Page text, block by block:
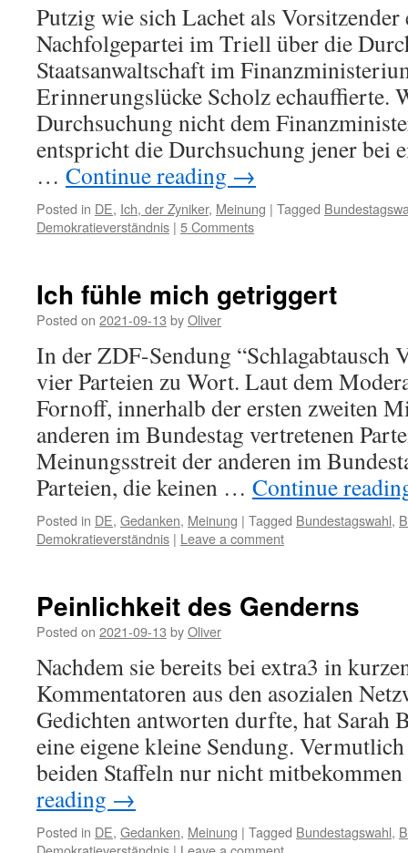
Putzig wie sich Lachet als
Nachfolgepartei im Triell über die
Staatsanwaltschaft im
Erinnerungslücke Scholz echauffierte.
Durchsuchung nicht dem
entspricht die Durchsuchung jener bei
… Continue reading →
Posted in DE, Ich, der Zyniker, Meinung | Tagged
Demokratieverständnis | 5 Comments
Ich fühle mich getriggert
Posted on 2021-09-13 byOliver
In der ZDF-Sendung “Schlagabtausch
vier Parteien zu Wort. Laut dem
Fornoff, innerhalb der ersten zweiten
anderen im Bundestag vertretenen
Meinungsstreit der anderen im
Parteien, die keinen … Continue
Posted in DE, Gedanken, Meinung | Tagged Bundestagswahl,
Demokratieverständnis | Leave a comment
Peinlichkeit des Genderns
Posted on 2021-09-13 byOliver
Nachdem sie bereits bei extra3 in
Kommentatoren aus den asozialen
Gedichten antworten durfte, hat Sarah
eine eigene kleine Sendung.
beiden Staffeln nur nicht
reading →
Posted in DE, Gedanken, Meinung | Tagged Bundestagswahl,